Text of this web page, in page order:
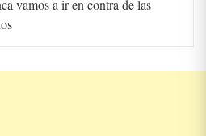
vamos a ir en contra de las